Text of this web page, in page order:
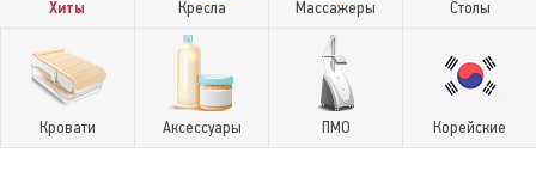
Хиты Кресла Массажеры Столы
Кровати Аксессуары ПМО Корейские